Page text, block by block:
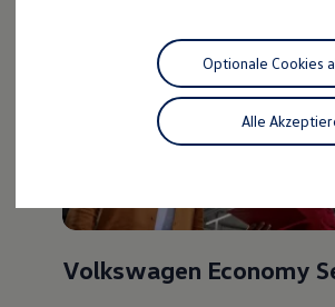
Reichweitensimulator
Ladezeitensimulator
Ladelösungen für
Ladelösungen für
Wallbox und Ladekabel
Bidirektionales Laden
Fördermöglichkeiten für
Kostensimulator
Mehr zum ID. Buzz
Online Beratung
Volkswagen Economy
Alle
Optionale Cookies